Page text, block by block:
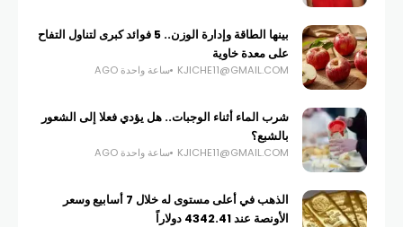
بينها الطاقة وإدارة الوزن.. 5 فوائد كبرى لتناول التفاح
على معدة خاوية
KJICHE11@GMAIL.COM ساعة واحدة AGO
شرب الماء أثناء الوجبات.. هل يؤدي فعلا إلى الشعور
بالشبع؟
KJICHE11@GMAIL.COM ساعة واحدة AGO
الذهب في أعلى مستوى له خلال 7 أسابيع وسعر
الأونصة عند 4342.41 دولاراً